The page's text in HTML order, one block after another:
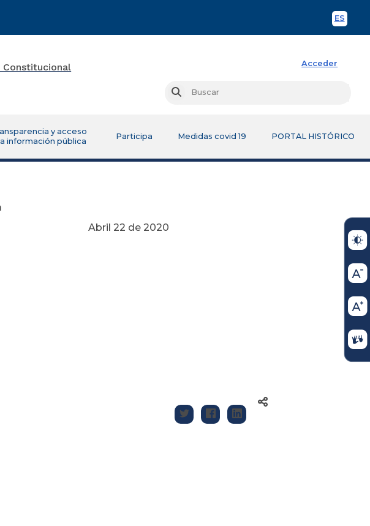
ES
Acceder
Buscar
y acceso
información pública
Participa Medidas covid 19 PORTAL HISTÓRICO
2020